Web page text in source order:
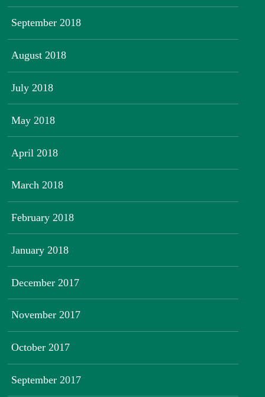
September 2018
August 2018
July 2018
May 2018
April 2018
March 2018
February 2018
January 2018
December 2017
November 2017
October 2017
September 2017